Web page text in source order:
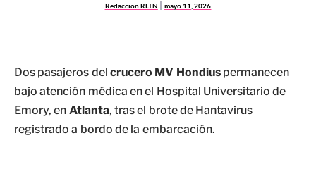
Redaccion RLTN mayo 11, 2026
Dos pasajeros del crucero MV Hondius permanecen
bajo atención médica en el Hospital Universitario de
Emory, en Atlanta, tras el brote de Hantavirus
registrado a bordo de la embarcación.